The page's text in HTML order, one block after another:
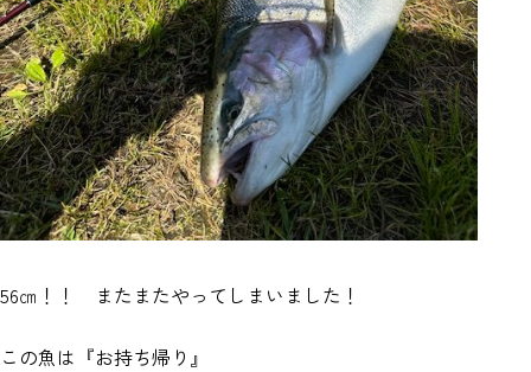
56㎝！！ またまたやってしまいました！
この魚は『お持ち帰り』